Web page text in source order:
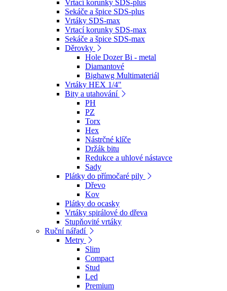
Vrtací korunky SDS-plus
Sekáče a špice SDS-plus
Vrtáky SDS-max
Vrtací korunky SDS-max
Sekáče a špice SDS-max
Děrovky
Hole Dozer Bi - metal
Diamantové
Bighawg Multimateriál
Vrtáky HEX 1/4"
Bity a utahování
PH
PZ
Torx
Hex
Nástrčné klíče
Držák bitu
Redukce a uhlové nástavce
Sady
Plátky do přímočaré pily
Dřevo
Kov
Plátky do ocasky
Vrtáky spirálové do dřeva
Stupňovité vrtáky
Ruční nářadí
Metry
Slim
Compact
Stud
Led
Premium